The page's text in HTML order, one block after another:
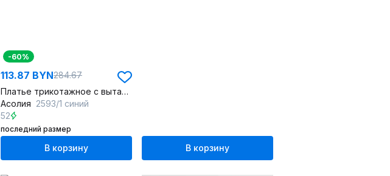
-60%
113.87 BYN284.67
Платье трикотажное с вытачками и поясом длиной 115 см
Асолия 2593/1 синий
52
последний размер
В корзину В корзину